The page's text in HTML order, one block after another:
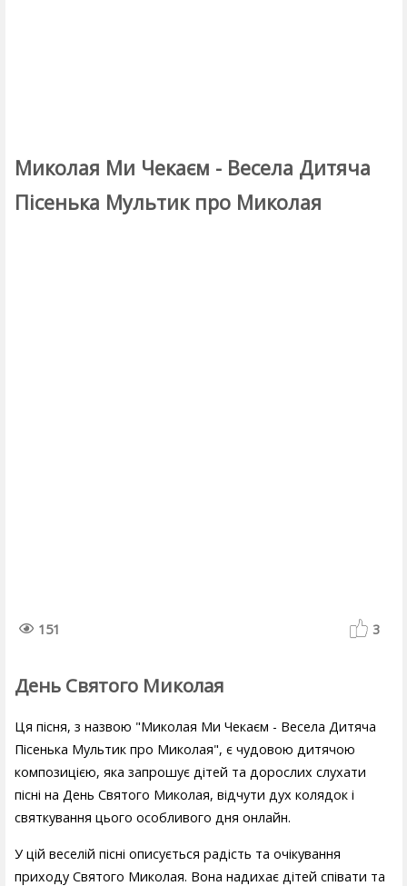
Миколая Ми Чекаєм - Весела Дитяча
Пісенька Мультик про Миколая
151 3
День Святого Миколая
Ця пісня, з назвою "Миколая Ми Чекаєм - Весела Дитяча
Пісенька Мультик про Миколая", є чудовою дитячою
композицією, яка запрошує дітей та дорослих слухати
пісні на День Святого Миколая, відчути дух колядок і
святкування цього особливого дня онлайн.
У цій веселій пісні описується радість та очікування
приходу Святого Миколая. Вона надихає дітей співати та